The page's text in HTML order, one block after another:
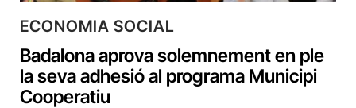
ECONOMIA SOCIAL
Badalona aprova solemnement en ple
la seva adhesió al programa Municipi
Cooperatiu